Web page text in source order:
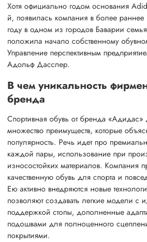
Хотя официально годом основания
й, появилась компания в более
году в одном из городов Баварии
положила начало собственному
Управление перспективным
Адольф Дасслер.
В чем уникальность
бренда
Спортивная обувь от бренда «Адидас»
множество преимуществ, которые
популярность. Речь идет про
каждой пары, использование при
износостойких материалов. Компания
качественную обувь для спорта и
Ею активно внедряются новые
позволяют создавать легкие модели с
поддержкой стопы, дополненные
подошвами для полноценного
покрытиями.